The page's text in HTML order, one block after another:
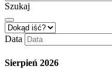
Szukaj
Data
Sierpień 2026